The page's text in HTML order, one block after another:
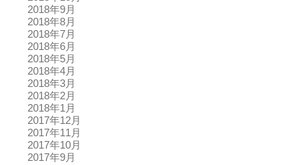
2018年9月
2018年8月
2018年7月
2018年6月
2018年5月
2018年4月
2018年3月
2018年2月
2018年1月
2017年12月
2017年11月
2017年10月
2017年9月